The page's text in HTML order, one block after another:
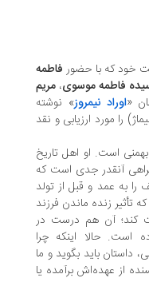
با حضور فاطمه
موسوی،مریم
نیمروز » نوشته
ارزیابی و نقد
او اهل تاریخ
جدی است که
و قبل از تولد
زنده ماندن فرزند
آن هم درست در
اینکه چرا
باید بگوید و ما
برآمده یا